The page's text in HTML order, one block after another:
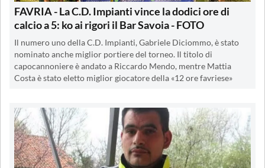
FAVRIA - La C.D. Impianti vince la dodici ore di
calcio a 5: ko ai rigori il Bar Savoia - FOTO
Il numero uno della C.D. Impianti, Gabriele Diciommo, è stato
nominato anche miglior portiere del torneo. Il titolo di
capocannoniere è andato a Riccardo Mendo, mentre Mattia
Costa è stato eletto miglior giocatore della «12 ore favriese»